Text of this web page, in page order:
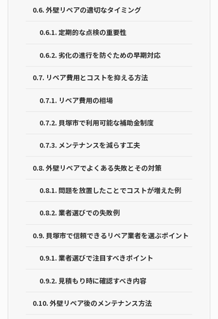
0.6. 外壁リペアの適切なタイミング
0.6.1. 定期的な点検の重要性
0.6.2. 劣化の進行を防ぐための早期対応
0.7. リペア費用とコストを抑える方法
0.7.1. リペア費用の相場
0.7.2. 貝塚市で利用可能な補助金制度
0.7.3. メンテナンスを減らす工夫
0.8. 外壁リペアでよくある失敗とその対策
0.8.1. 問題を放置したことでコストが増えた例
0.8.2. 業者選びでの失敗例
0.9. 貝塚市で信頼できるリペア業者を選ぶポイント
0.9.1. 業者選びで注目すべきポイント
0.9.2. 見積もり時に確認すべき内容
0.10. 外壁リペア後のメンテナンス方法